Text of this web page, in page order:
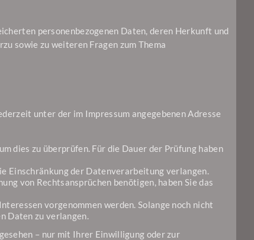
personenbezogenen Daten, deren Herkunft und
sowie zu weiteren Fragen zum Thema
unter der im Impressum angegebenen Adresse
dies zu überprüfen. Für die Dauer der Prüfung haben
Einschränkung der Datenverarbeitung verlangen.
von Rechtsansprüchen benötigen, haben Sie das
vorgenommen werden. Solange noch nicht
Daten zu verlangen.
– nur mit Ihrer Einwilligung oder zur